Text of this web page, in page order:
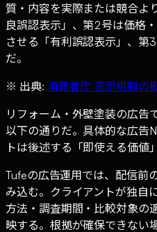
質・内容を実際または競合よ
良誤認表示」、第2号は価格
させる「有利誤認表示」、第
だ。
※ 出典: 消費者庁 表示規制の
リフォーム・外壁塗装の広告
以下の通りだ。具体的な広告
トは後述する「即使える価値
Tufeの広告運用では、配信前
み込む。クライアントが独自
方法・調査期間・比較対象の
映する。根拠が確保できない